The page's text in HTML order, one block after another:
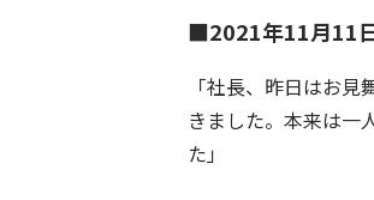
■2021年11月11
「社長、昨日はお
きました。本来は一
た」